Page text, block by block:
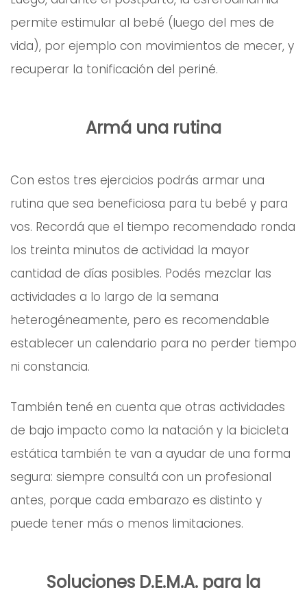
permite estimular al bebé (luego del mes de
vida), por ejemplo con movimientos de mecer, y
recuperar la tonificación del periné.
Armá una rutina
Con estos tres ejercicios podrás armar una
rutina que sea beneficiosa para tu bebé y para
vos. Recordá que el tiempo recomendado ronda
los treinta minutos de actividad la mayor
cantidad de días posibles. Podés mezclar las
actividades a lo largo de la semana
heterogéneamente, pero es recomendable
establecer un calendario para no perder tiempo
ni constancia.
También tené en cuenta que otras actividades
de bajo impacto como la natación y la bicicleta
estática también te van a ayudar de una forma
segura: siempre consultá con un profesional
antes, porque cada embarazo es distinto y
puede tener más o menos limitaciones.
Soluciones D.E.M.A. para la